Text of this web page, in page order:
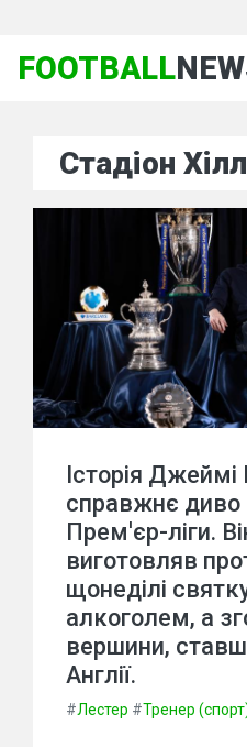
FOOTBALL
Стадіон
Історія Джеймі
справжнє диво
Прем'єр-ліги.
виготовляв
щонеділі
алкоголем, а
вершини,
Англії.
#Лестер #Тренер